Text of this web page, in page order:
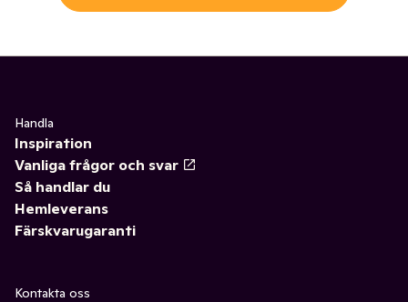
Handla
Inspiration
Vanliga frågor och svar
Så handlar du
Hemleverans
Färskvarugaranti
Kontakta oss